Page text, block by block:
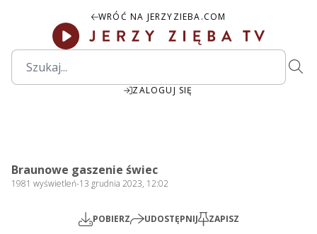
WRÓĆ NA JERZYZIEBA.COM
ZALOGUJ SIĘ
Braunowe gaszenie świec
1981 wyświetleń-13 grudnia 2023, 12:02
POBIERZ UDOSTĘPNIJ ZAPISZ